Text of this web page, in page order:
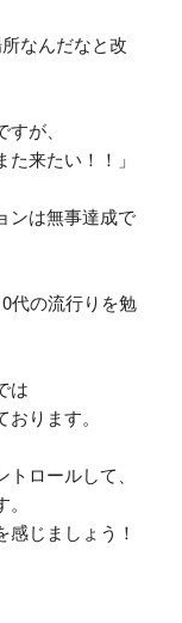
なんだなと改
が、
来たい！！」
ンは無事達成で
代の流行りを勉
は
ります。
ロールして、
じましょう！